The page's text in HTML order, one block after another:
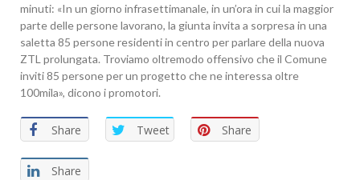
minuti: «In un giorno infrasettimanale, in un’ora in cui la maggior
parte delle persone lavorano, la giunta invita a sorpresa in una
saletta 85 persone residenti in centro per parlare della nuova
ZTL prolungata. Troviamo oltremodo offensivo che il Comune
inviti 85 persone per un progetto che ne interessa oltre
100mila», dicono i promotori.
Share Tweet Share
Share